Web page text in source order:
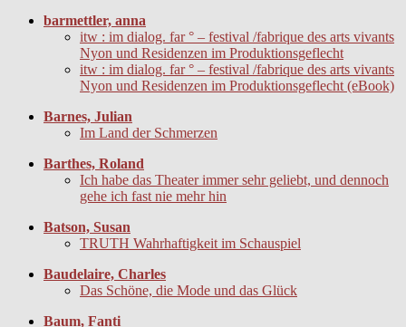
barmettler, anna
itw : im dialog. far ° – festival /fabrique des arts vivants
Nyon und Residenzen im Produktionsgeflecht
itw : im dialog. far ° – festival /fabrique des arts vivants
Nyon und Residenzen im Produktionsgeflecht (eBook)
Barnes, Julian
Im Land der Schmerzen
Barthes, Roland
Ich habe das Theater immer sehr geliebt, und dennoch
gehe ich fast nie mehr hin
Batson, Susan
TRUTH Wahrhaftigkeit im Schauspiel
Baudelaire, Charles
Das Schöne, die Mode und das Glück
Baum, Fanti